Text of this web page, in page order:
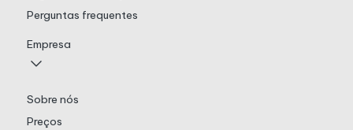
Perguntas frequentes
Empresa
Sobre nós
Preços